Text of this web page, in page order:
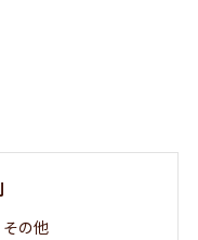
その他